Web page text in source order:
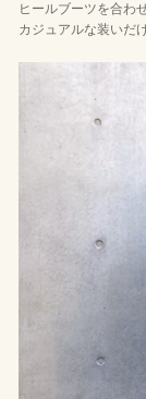
ヒールブーツを合わ
カジュアルな装いだ